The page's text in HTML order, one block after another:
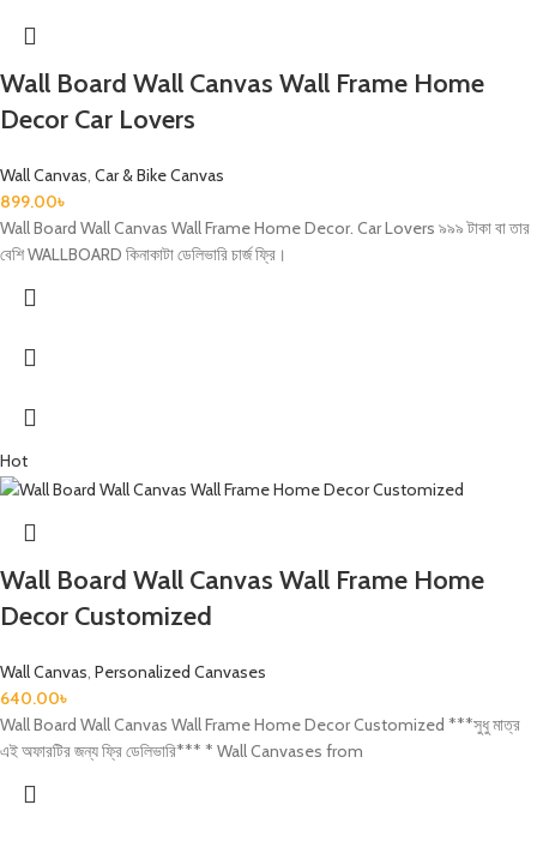
Wall Board Wall Canvas Wall Frame Home
Decor Car Lovers
Wall Canvas, Car & Bike Canvas
899.00৳
Wall Board Wall Canvas Wall Frame Home Decor. Car Lovers ৯৯৯ টাকা বা তার
বেশি WALLBOARD কিনাকাটা ডেলিভারি চার্জ ফ্রি।
Hot
Wall Board Wall Canvas Wall Frame Home
Decor Customized
Wall Canvas, Personalized Canvases
640.00৳
Wall Board Wall Canvas Wall Frame Home Decor Customized ***সুধু মাত্র
এই অফারটির জন্য ফ্রি ডেলিভারি*** * Wall Canvases from